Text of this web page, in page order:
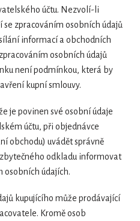
účtu. Nezvolí-li
se zpracováním osobních údajů
informací a obchodních
osobních údajů
není podmínkou, která by
kupní smlouvy.
je povinen své osobní údaje
účtu, při objednávce
obchodu) uvádět správně
odkladu informovat
osobních údajích.
kupujícího může prodávající
Kromě osob